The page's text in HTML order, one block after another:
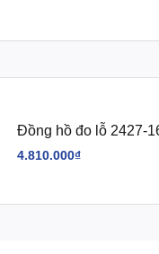
Đồng hồ đo lỗ 2427-
4.810.000₫